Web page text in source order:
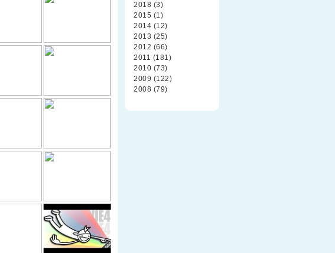
2018 (3)
2015 (1)
2014 (12)
2013 (25)
2012 (66)
2011 (181)
2010 (73)
2009 (122)
2008 (79)